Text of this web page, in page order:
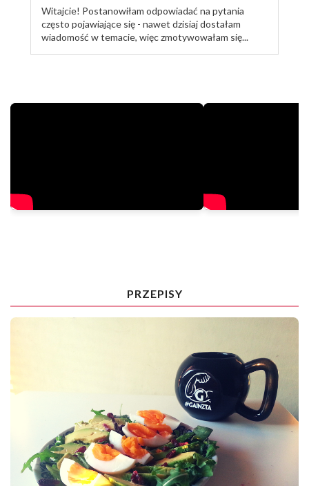
Witajcie! Postanowiłam odpowiadać na pytania
często pojawiające się - nawet dzisiaj dostałam
wiadomość w temacie, więc zmotywowałam się...
PRZEPISY